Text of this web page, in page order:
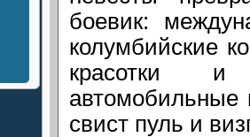
боевик:
колумбийские
красотки
автомобильные
свист пуль и